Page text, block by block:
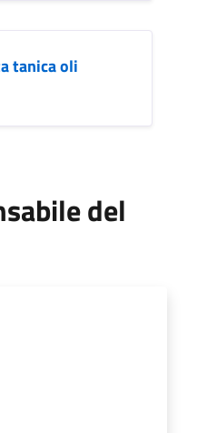
tanica oli
del